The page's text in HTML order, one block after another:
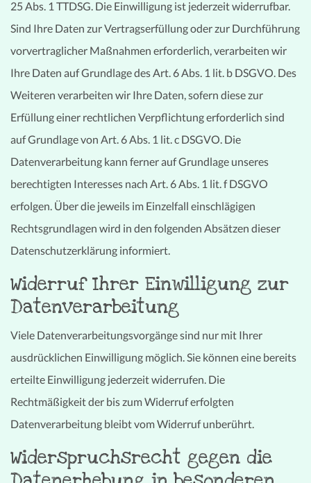
25 Abs. 1 TTDSG. Die Einwilligung ist jederzeit widerrufbar.
Sind Ihre Daten zur Vertragserfüllung oder zur Durchführung
vorvertraglicher Maßnahmen erforderlich, verarbeiten wir
Ihre Daten auf Grundlage des Art. 6 Abs. 1 lit. b DSGVO. Des
Weiteren verarbeiten wir Ihre Daten, sofern diese zur
Erfüllung einer rechtlichen Verpflichtung erforderlich sind
auf Grundlage von Art. 6 Abs. 1 lit. c DSGVO. Die
Datenverarbeitung kann ferner auf Grundlage unseres
berechtigten Interesses nach Art. 6 Abs. 1 lit. f DSGVO
erfolgen. Über die jeweils im Einzelfall einschlägigen
Rechtsgrundlagen wird in den folgenden Absätzen dieser
Datenschutzerklärung informiert.
Widerruf Ihrer Einwilligung zur
Datenverarbeitung
Viele Datenverarbeitungsvorgänge sind nur mit Ihrer
ausdrücklichen Einwilligung möglich. Sie können eine bereits
erteilte Einwilligung jederzeit widerrufen. Die
Rechtmäßigkeit der bis zum Widerruf erfolgten
Datenverarbeitung bleibt vom Widerruf unberührt.
Widerspruchsrecht gegen die